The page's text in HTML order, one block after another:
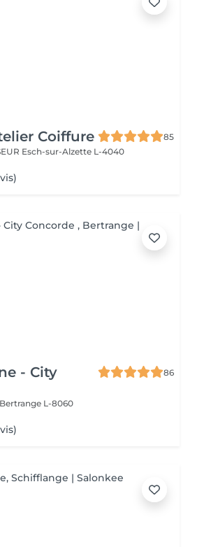
Coiffure
85
Esch-sur-Alzette L-4040
- City
86
Bertrange L-8060